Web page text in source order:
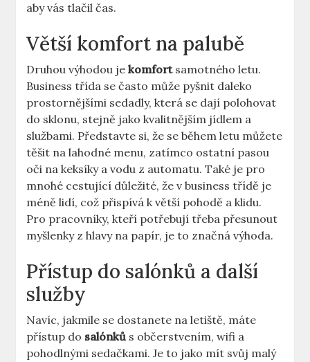
aby vás tlačil čas.
Větší komfort na palubě
Druhou výhodou jekomfortsamotného letu.
Business třída se často může pyšnit daleko
prostornějšími sedadly, která se dají polohovat
do sklonu, stejně jako kvalitnějším jídlem a
službami. Představte si, že se během letu můžete
těšit na lahodné menu, zatímco ostatní pasou
oči na keksíky a vodu z automatu. Také je pro
mnohé cestující důležité, že v business třídě je
méně lidí, což přispívá k větší pohodě a klidu.
Pro pracovníky, kteří potřebují třeba přesunout
myšlenky z hlavy na papír, je to značná výhoda.
Přístup do salónků a další
služby
Navíc, jakmile se dostanete na letiště, máte
přístup do salónků s občerstvením, wifi a
pohodlnými sedačkami. Je to jako mít svůj malý